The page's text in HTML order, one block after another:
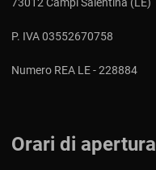
P. IVA 03552670758
Numero REA LE - 228884
Orari di apertura